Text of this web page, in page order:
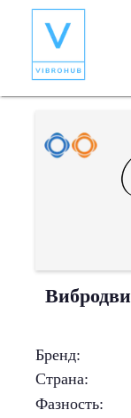
Бренд:
Страна:
Фазность: